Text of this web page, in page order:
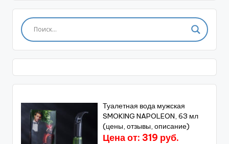
Туалетная вода мужская
SMOKING NAPOLEON, 63 мл
(цены, отзывы, описание)
Цена от: 319 руб.